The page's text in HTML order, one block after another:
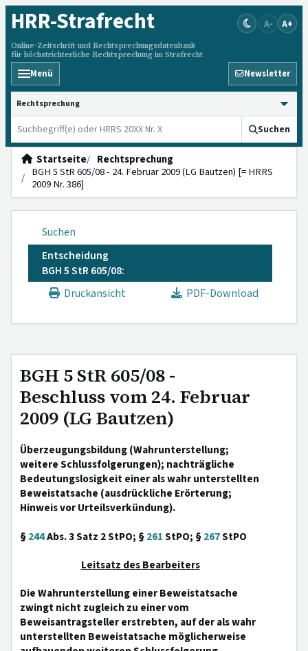
HRR-Strafrecht
Online-Zeitschrift und Rechtsprechungsdatenbank
für höchstrichterliche Rechtsprechung im Strafrecht
A- A+
Menü Newsletter
HRRS durchsuchen
Suchen
Startseite
Rechtsprechung
BGH 5 StR 605/08 - 24. Februar 2009 (LG Bautzen) [= HRRS
2009 Nr. 386]
Suchen
Entscheidung
BGH 5 StR 605/08:
Druckansicht
PDF-Download
BGH 5 StR 605/08 -
Beschluss vom 24. Februar
2009 (LG Bautzen)
Überzeugungsbildung (Wahrunterstellung;
weitere Schlussfolgerungen); nachträgliche
Bedeutungslosigkeit einer als wahr unterstellten
Beweistatsache (ausdrückliche Erörterung;
Hinweis vor Urteilsverkündung).
§244Abs. 3 Satz 2 StPO; §261StPO; §267StPO
Leitsatz des Bearbeiters
Die Wahrunterstellung einer Beweistatsache
zwingt nicht zugleich zu einer vom
Beweisantragsteller erstrebten, auf der als wahr
unterstellten Beweistatsache möglicherweise